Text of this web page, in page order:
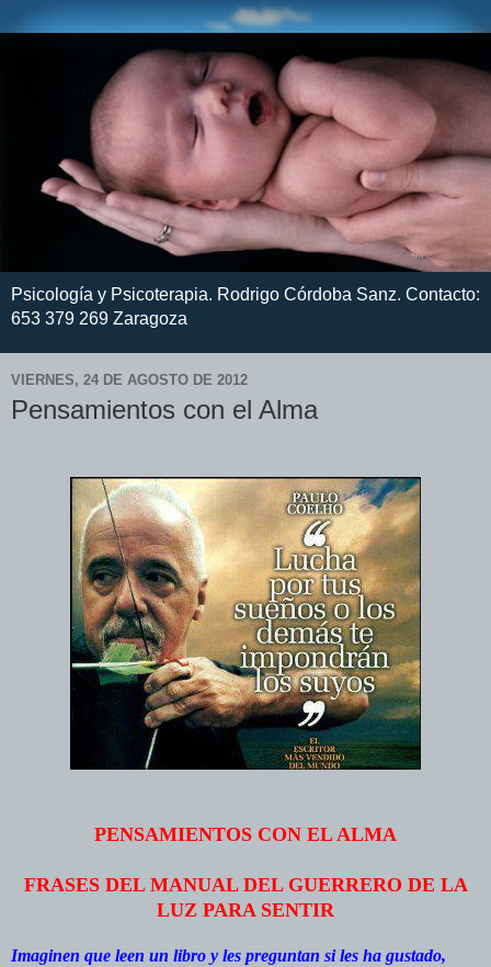
Psicología y Psicoterapia. Rodrigo Córdoba Sanz. Contacto:
653 379 269 Zaragoza
VIERNES, 24 DE AGOSTO DE 2012
Pensamientos con el Alma
PENSAMIENTOS CON EL ALMA
FRASES DEL MANUAL DEL GUERRERO DE LA
LUZ PARA SENTIR
Imaginen que leen un libro y les preguntan si les ha gustado,